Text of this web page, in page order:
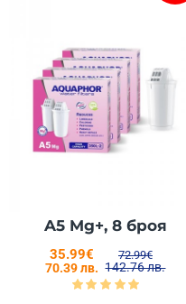
A5 Mg+, 8 броя
35.99€
70.39 лв.
72.99€
142.76 лв.